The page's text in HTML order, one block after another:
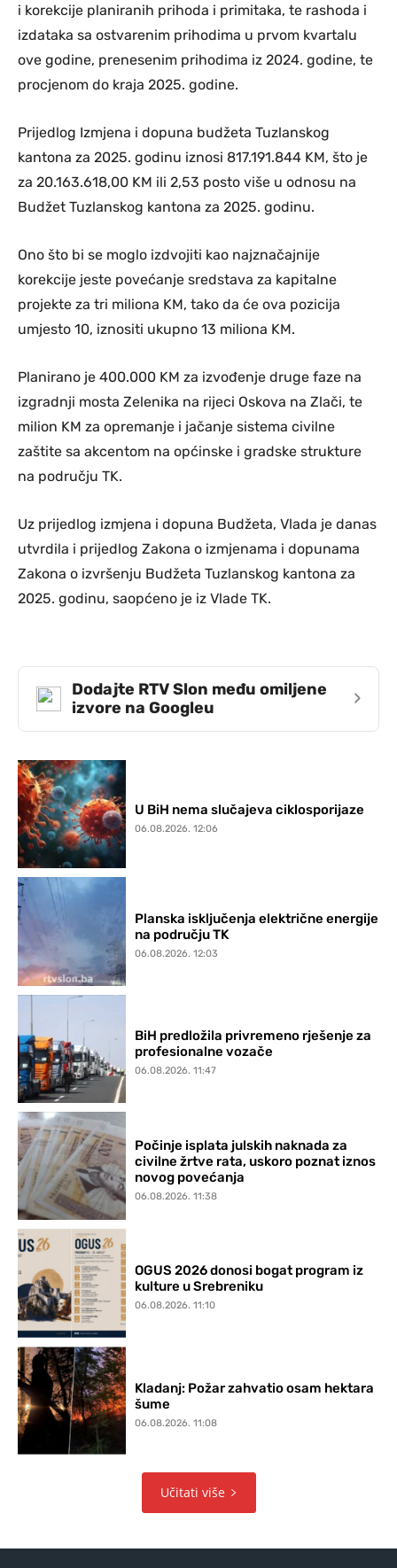
i korekcije planiranih prihoda i primitaka, te rashoda i
izdataka sa ostvarenim prihodima u prvom kvartalu
ove godine, prenesenim prihodima iz 2024. godine, te
procjenom do kraja 2025. godine.
Prijedlog Izmjena i dopuna budžeta Tuzlanskog
kantona za 2025. godinu iznosi 817.191.844 KM, što je
za 20.163.618,00 KM ili 2,53 posto više u odnosu na
Budžet Tuzlanskog kantona za 2025. godinu.
Ono što bi se moglo izdvojiti kao najznačajnije
korekcije jeste povećanje sredstava za kapitalne
projekte za tri miliona KM, tako da će ova pozicija
umjesto 10, iznositi ukupno 13 miliona KM.
Planirano je 400.000 KM za izvođenje druge faze na
izgradnji mosta Zelenika na rijeci Oskova na Zlači, te
milion KM za opremanje i jačanje sistema civilne
zaštite sa akcentom na općinske i gradske strukture
na području TK.
Uz prijedlog izmjena i dopuna Budžeta, Vlada je danas
utvrdila i prijedlog Zakona o izmjenama i dopunama
Zakona o izvršenju Budžeta Tuzlanskog kantona za
2025. godinu, saopćeno je iz Vlade TK.
Dodajte RTV Slon među omiljene
izvore na Googleu
›
U BiH nema slučajeva ciklosporijaze
06.08.2026. 12:06
Planska isključenja električne energije
na području TK
06.08.2026. 12:03
BiH predložila privremeno rješenje za
profesionalne vozače
06.08.2026. 11:47
Počinje isplata julskih naknada za
civilne žrtve rata, uskoro poznat iznos
novog povećanja
06.08.2026. 11:38
OGUS 2026 donosi bogat program iz
kulture u Srebreniku
06.08.2026. 11:10
Kladanj: Požar zahvatio osam hektara
šume
06.08.2026. 11:08
Učitati više